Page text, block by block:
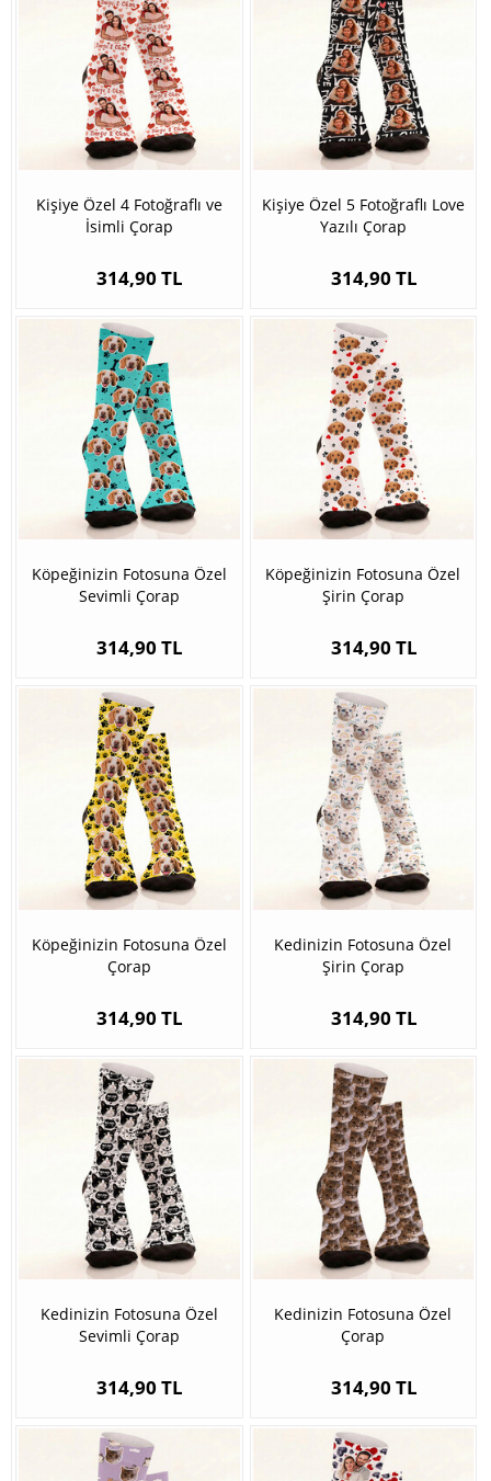
Kişiye Özel 4 Fotoğraflı ve
İsimli Çorap
314,90 TL
Kişiye Özel 5 Fotoğraflı Love
Yazılı Çorap
314,90 TL
Köpeğinizin Fotosuna Özel
Sevimli Çorap
314,90 TL
Köpeğinizin Fotosuna Özel
Şirin Çorap
314,90 TL
Köpeğinizin Fotosuna Özel
Çorap
314,90 TL
Kedinizin Fotosuna Özel
Şirin Çorap
314,90 TL
Kedinizin Fotosuna Özel
Sevimli Çorap
314,90 TL
Kedinizin Fotosuna Özel
Çorap
314,90 TL